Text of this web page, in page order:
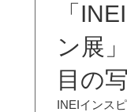
「
ン展
目の
INEIインス